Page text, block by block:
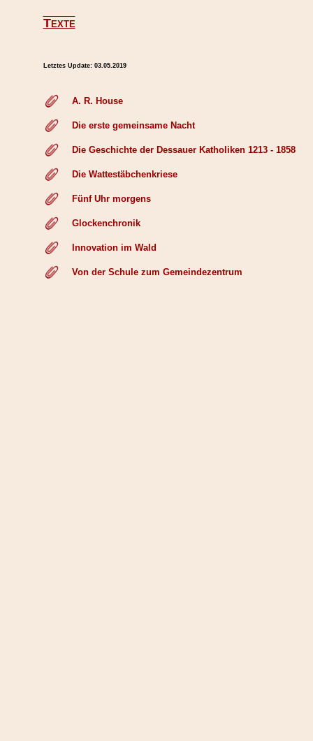
Texte
Letztes Update: 03.05.2019
A. R. House
Die erste gemeinsame Nacht
Die Geschichte der Dessauer Katholiken 1213 - 1858
Die Wattestäbchenkriese
Fünf Uhr morgens
Glockenchronik
Innovation im Wald
Von der Schule zum Gemeindezentrum